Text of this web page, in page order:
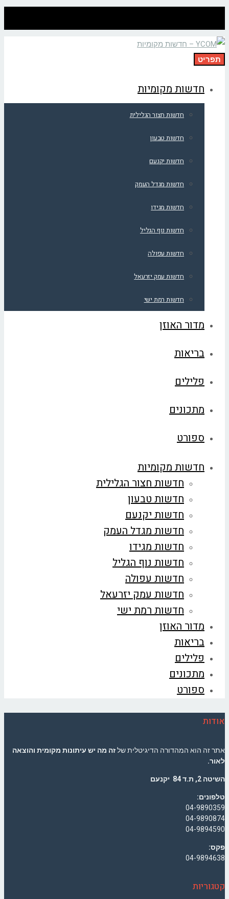
תפריט
חדשות מקומיות
חדשות חצור הגלילית
חדשות טבעון
חדשות יקנעם
חדשות מגדל העמק
חדשות מגידו
חדשות נוף הגליל
חדשות עפולה
חדשות עמק יזרעאל
חדשות רמת ישי
מדור האוזן
בריאות
פלילים
מתכונים
ספורט
חדשות מקומיות
חדשות חצור הגלילית
חדשות טבעון
חדשות יקנעם
חדשות מגדל העמק
חדשות מגידו
חדשות נוף הגליל
חדשות עפולה
חדשות עמק יזרעאל
חדשות רמת ישי
מדור האוזן
בריאות
פלילים
מתכונים
ספורט
אודות
אתר זה הוא המהדורה הדיגיטלית שלזה מה יש עיתונות מקומית והוצאה
לאור.
השיטה 2, ת.ד 84 יקנעם
טלפונים:
04-9890359
04-9890874
04-9894590
פקס:
04-9894638
קטגוריות